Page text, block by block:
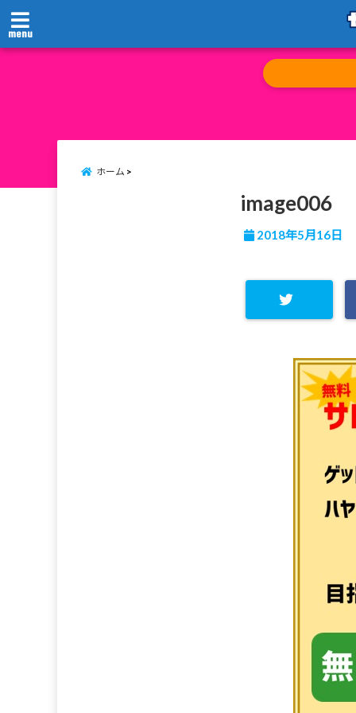
menu
ホーム
image006
2018年5月16日